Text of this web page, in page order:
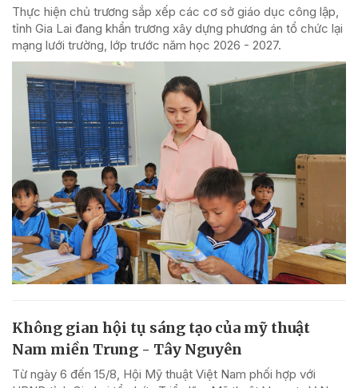
Thực hiện chủ trương sắp xếp các cơ sở giáo dục công lập,
tỉnh Gia Lai đang khẩn trương xây dựng phương án tổ chức lại
mạng lưới trường, lớp trước năm học 2026 - 2027.
Không gian hội tụ sáng tạo của mỹ thuật
Nam miền Trung - Tây Nguyên
Từ ngày 6 đến 15/8, Hội Mỹ thuật Việt Nam phối hợp với